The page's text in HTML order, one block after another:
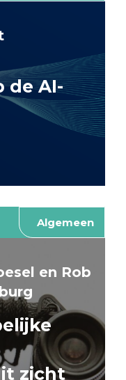
de AI-
Algemeen
en Rob
zicht